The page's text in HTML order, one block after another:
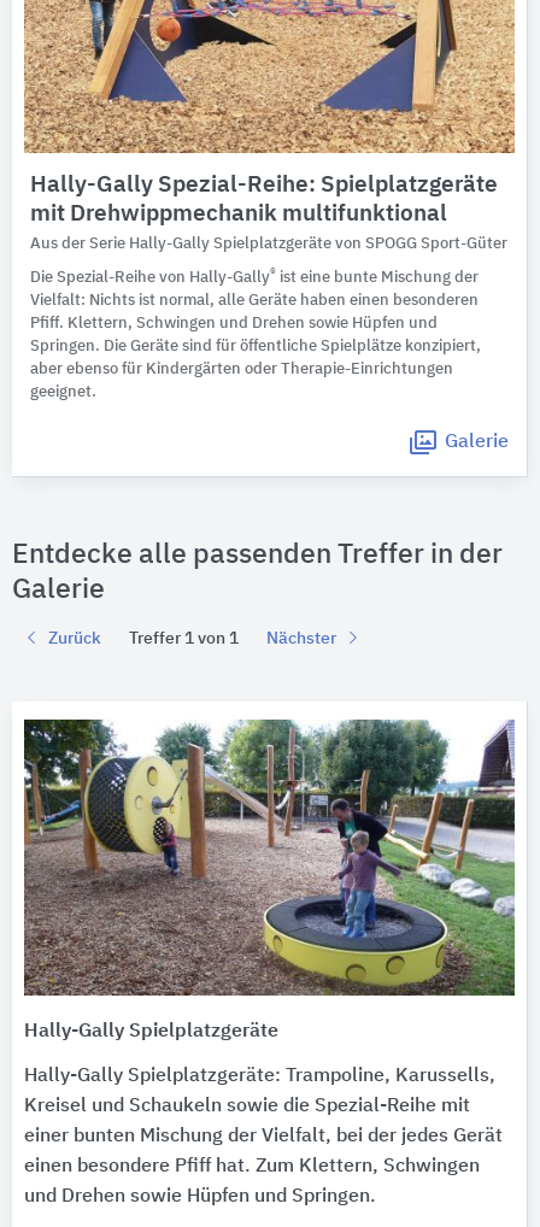
Hally-Gally Spezial-Reihe: Spielplatzgeräte
mit Drehwippmechanik multifunktional
Aus der Serie Hally-Gally Spielplatzgeräte von SPOGG Sport-Güter
Die Spezial-Reihe von Hally-Gally® ist eine bunte Mischung der
Vielfalt: Nichts ist normal, alle Geräte haben einen besonderen
Pfiff. Klettern, Schwingen und Drehen sowie Hüpfen und
Springen. Die Geräte sind für öffentliche Spielplätze konzipiert,
aber ebenso für Kindergärten oder Therapie-Einrichtungen
geeignet.
Galerie
Entdecke alle passenden Treffer in der
Galerie
Zurück Treffer 1 von 1 Nächster
Hally-Gally Spielplatzgeräte
Hally-Gally Spielplatzgeräte: Trampoline, Karussells,
Kreisel und Schaukeln sowie die Spezial-Reihe mit
einer bunten Mischung der Vielfalt, bei der jedes Gerät
einen besondere Pfiff hat. Zum Klettern, Schwingen
und Drehen sowie Hüpfen und Springen.